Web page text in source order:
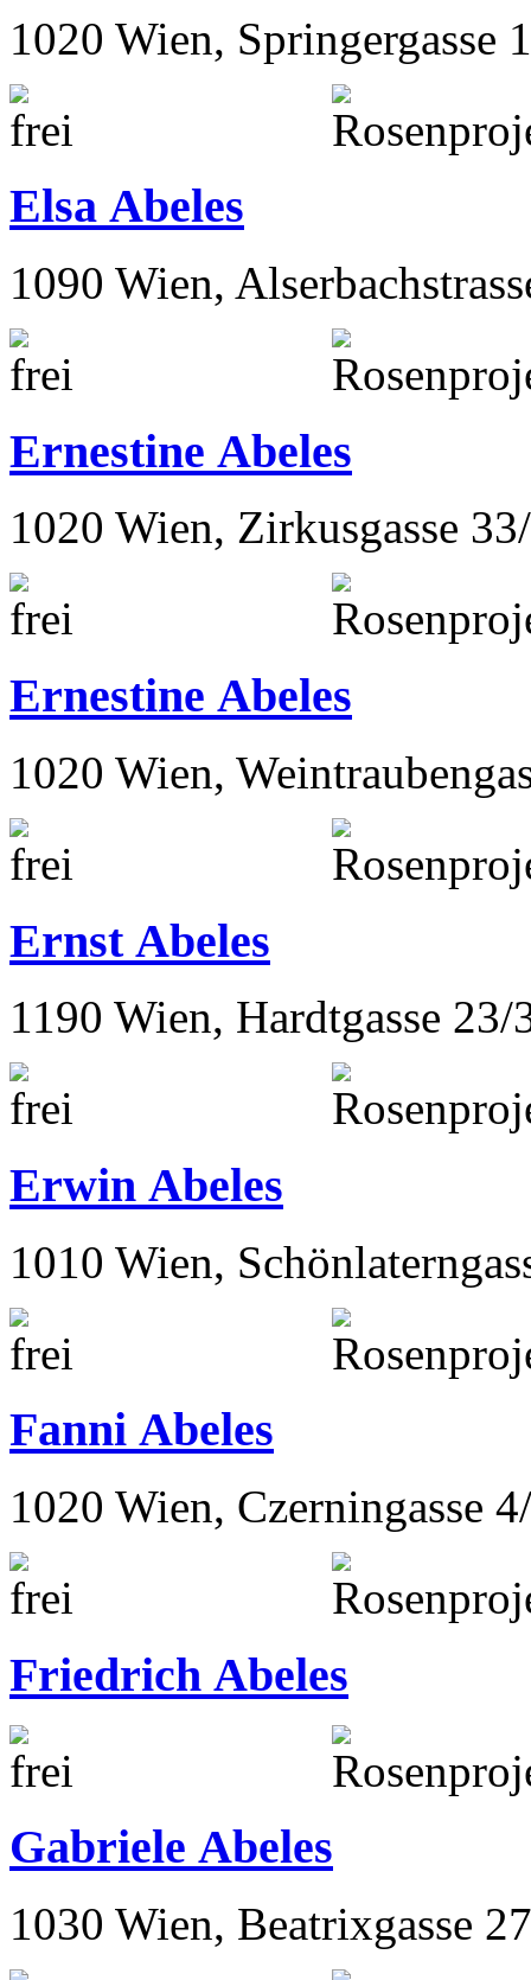
1020 Wien, Springergasse
Elsa Abeles
1090 Wien,
Ernestine Abeles
1020 Wien, Zirkusgasse
Ernestine Abeles
1020 Wien,
Ernst Abeles
1190 Wien, Hardtgasse 23/
Erwin Abeles
1010 Wien,
Fanni Abeles
1020 Wien, Czerningasse
Friedrich Abeles
Gabriele Abeles
1030 Wien, Beatrixgasse